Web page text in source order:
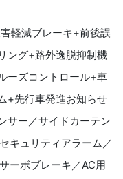
軽減ブレーキ+前後誤
ング+路外逸脱抑制機
ーズコントロール+車
+先行車発進お知らせ
サー／サイドカーテン
キュリティアラーム／
ーボブレーキ／AC用